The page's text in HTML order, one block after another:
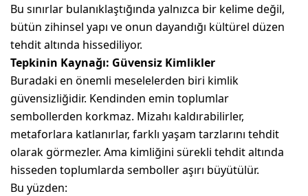
Bu sınırlar bulanıklaştığında yalnızca bir kelime değil,
bütün zihinsel yapı ve onun dayandığı kültürel düzen
tehdit altında hissediliyor.
Tepkinin Kaynağı: Güvensiz Kimlikler
Buradaki en önemli meselelerden biri kimlik
güvensizliğidir. Kendinden emin toplumlar
sembollerden korkmaz. Mizahı kaldırabilirler,
metaforlara katlanırlar, farklı yaşam tarzlarını tehdit
olarak görmezler. Ama kimliğini sürekli tehdit altında
hisseden toplumlarda semboller aşırı büyütülür.
Bu yüzden: